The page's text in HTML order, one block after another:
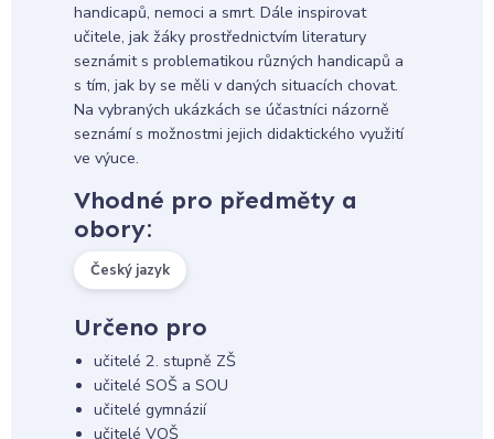
handicapů, nemoci a smrt. Dále inspirovat
učitele, jak žáky prostřednictvím literatury
seznámit s problematikou různých handicapů a
s tím, jak by se měli v daných situacích chovat.
Na vybraných ukázkách se účastníci názorně
seznámí s možnostmi jejich didaktického využití
ve výuce.
Vhodné pro předměty a
obory:
Český jazyk
Určeno pro
učitelé 2. stupně ZŠ
učitelé SOŠ a SOU
učitelé gymnázií
učitelé VOŠ